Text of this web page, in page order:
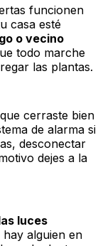
funcionen
casa esté
o vecino
todo marche
las plantas.
cerraste bien
de alarma si
desconectar
dejes a la
luces
alguien en